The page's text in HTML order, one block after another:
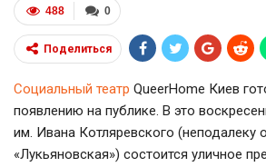
0
488
Поделиться
Социальный театр QueerHome Киев
появлению на публике. В это
им. Ивана Котляревского (неподалеку
«Лукьяновская») состоится уличное